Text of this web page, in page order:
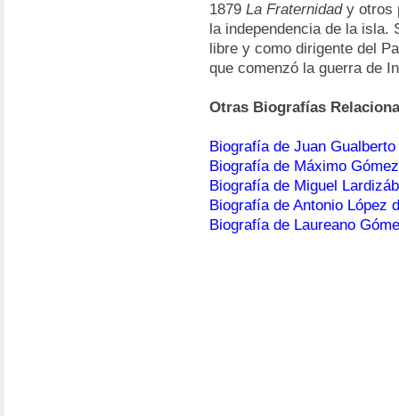
1879 La Fraternidady otros
la independencia de la isla.
libre y como dirigente del
que comenzó la guerra de
Otras Biografías
Biografía de Juan
Biografía de Máximo Gómez
Biografía de Miguel
Biografía de Antonio López
Biografía de Laureano